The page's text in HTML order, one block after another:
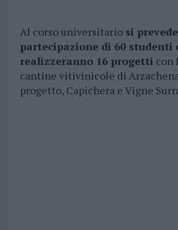
Al corso universitario si
partecipazione di 60 studenti
realizzeranno 16 progetti con
cantine vitivinicole di
progetto, Capichera e Vigne